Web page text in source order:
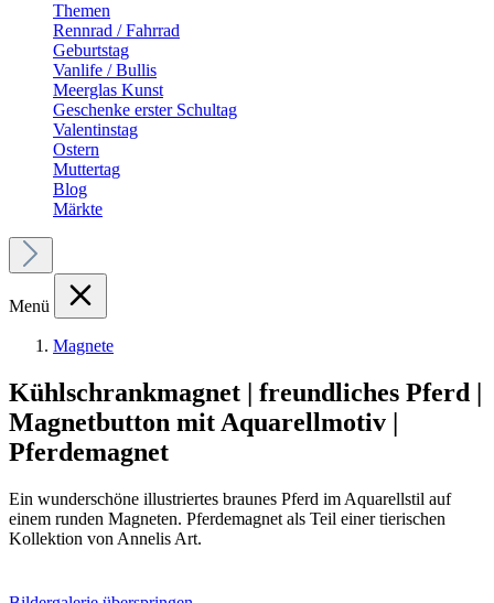
Themen
Rennrad / Fahrrad
Geburtstag
Vanlife / Bullis
Meerglas Kunst
Geschenke erster Schultag
Valentinstag
Ostern
Muttertag
Blog
Märkte
Menü
Magnete
Kühlschrankmagnet | freundliches Pferd |
Magnetbutton mit Aquarellmotiv |
Pferdemagnet
Ein wunderschöne illustriertes braunes Pferd im Aquarellstil auf
einem runden Magneten. Pferdemagnet als Teil einer tierischen
Kollektion von Annelis Art.